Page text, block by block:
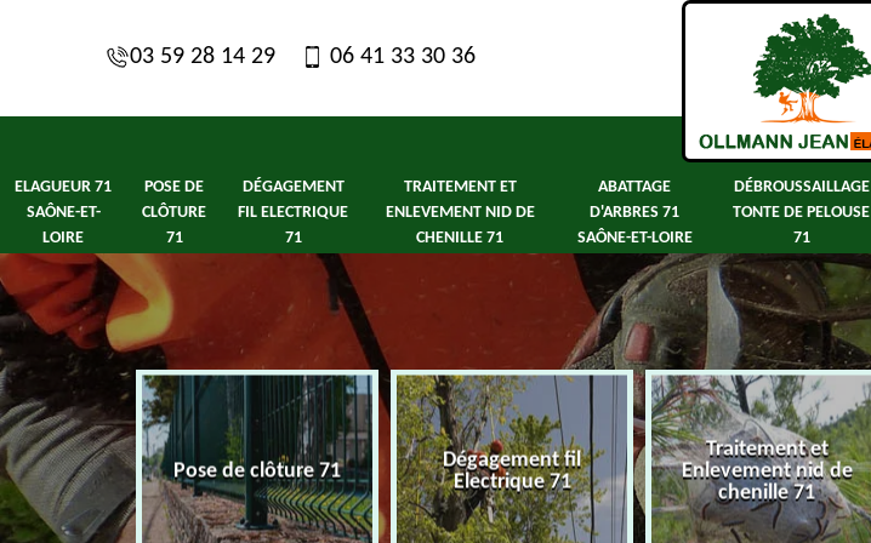
03 59 28 14 29 06 41 33 30 36
ELAGUEUR 71
SAÔNE-ET-
LOIRE
POSE DE
CLÔTURE
71
DÉGAGEMENT
FIL ELECTRIQUE
71
TRAITEMENT ET
ENLEVEMENT NID DE
CHENILLE 71
ABATTAGE
D'ARBRES 71
SAÔNE-ET-LOIRE
DÉBROUSSAILLAGE
TONTE DE PELOUSE
71
Saône-et-
Pose de clôture 71
Dégagement fil
Electrique 71
Traitement et
Enlevement nid de
chenille 71